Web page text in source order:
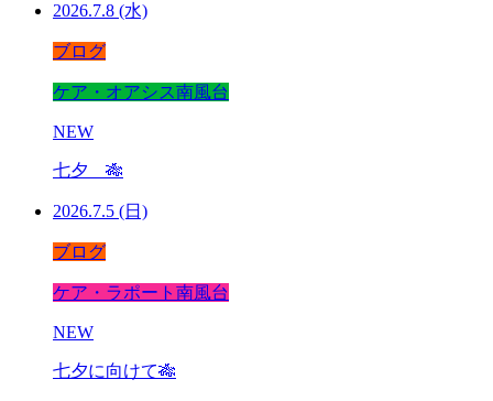
2026.7.8 (水)
ブログ
ケア・オアシス南風台
NEW
七夕 🎋
2026.7.5 (日)
ブログ
ケア・ラポート南風台
NEW
七夕に向けて🎋